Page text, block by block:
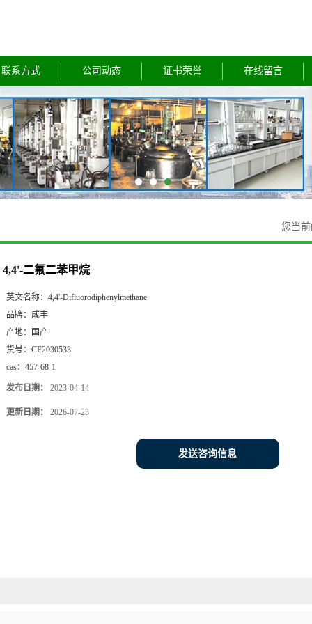
联系方式 公司动态 证书荣誉 在线留言
您当前
4,4'-二氟二苯甲烷
英文名称： 4,4'-Difluorodiphenylmethane
品牌： 成丰
产地：
国产
货号： CF2030533
cas： 457-68-1
发布日期： 2023-04-14
更新日期： 2026-07-23
发送咨询信息